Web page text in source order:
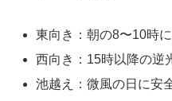
東向き：朝の8〜10時
西向き：15時以降の逆
池越え：微風の日に安